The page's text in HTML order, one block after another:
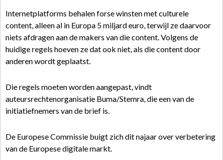
Internetplatforms behalen forse winsten met culturele
content, alleen al in Europa 5 miljard euro, terwijl ze daarvoor
niets afdragen aan de makers van die content. Volgens de
huidige regels hoeven ze dat ook niet, als die content door
anderen wordt geplaatst.
Die regels moeten worden aangepast, vindt
auteursrechtenorganisatie Buma/Stemra, die een van de
initiatiefnemers van de brief is.
De Europese Commissie buigt zich dit najaar over verbetering
van de Europese digitale markt.